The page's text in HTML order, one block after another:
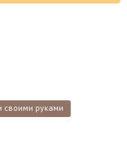
своими руками